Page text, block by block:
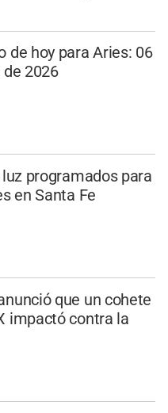
de hoy para Aries: 06
2026
programados para
en Santa Fe
que un cohete
impactó contra la